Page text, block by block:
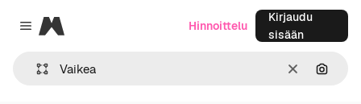
Close menu
Magnific
SelkeäHae
Hinnoittelu
Kirjaudu
sisään